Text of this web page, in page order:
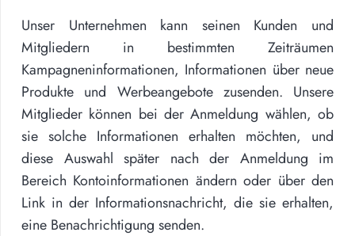
Unser Unternehmen kann seinen Kunden und
Mitgliedern in bestimmten Zeiträumen
Kampagneninformationen, Informationen über neue
Produkte und Werbeangebote zusenden. Unsere
Mitglieder können bei der Anmeldung wählen, ob
sie solche Informationen erhalten möchten, und
diese Auswahl später nach der Anmeldung im
Bereich Kontoinformationen ändern oder über den
Link in der Informationsnachricht, die sie erhalten,
eine Benachrichtigung senden.